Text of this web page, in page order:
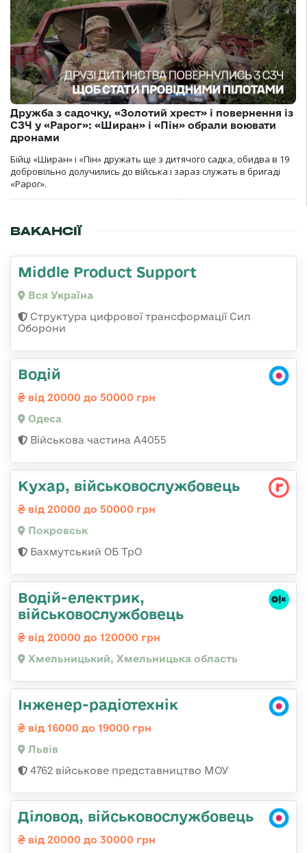
Дружба з садочку, «Золотий хрест» і повернення із
СЗЧ у «Рарог»: «Ширан» і «Пін» обрали воювати
дронами
Бійці «Ширан» і «Пін» дружать ще з дитячого садка, обидва в 19
добровільно долучились до війська і зараз служать в бригаді
«Рарог».
ВАКАНСІЇ
Middle Product Support
Вся Україна
Структура цифрової трансформації Сил
Оборони
Водій
від 20000 до 50000 грн
Одеса
Військова частина А4055
Кухар, військовослужбовець
від 20000 до 50000 грн
Покровськ
Бахмутський ОБ ТрО
Водій-електрик,
військовослужбовець
від 20000 до 120000 грн
Хмельницький, Хмельницька область
Інженер-радіотехнік
від 16000 до 19000 грн
Львів
4762 військове представництво МОУ
Діловод, військовослужбовець
від 20000 до 30000 грн